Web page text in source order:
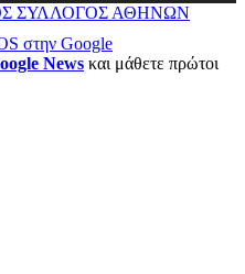
ΣΥΛΛΟΓΟΣ ΑΘΗΝΩΝ
στην Google
News και μάθετε πρώτοι